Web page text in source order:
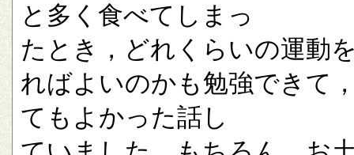
と多く食べてしまっ
たとき，どれくらいの運動
ればよいのかも勉強できて
てもよかった話し